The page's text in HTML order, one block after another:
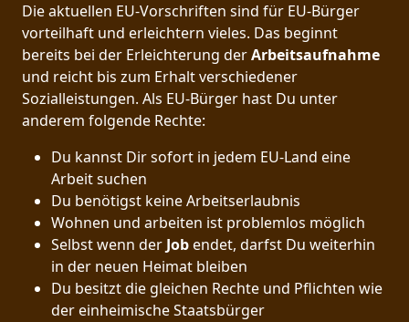
Die aktuellen EU-Vorschriften sind für EU-Bürger
vorteilhaft und erleichtern vieles. Das beginnt
bereits bei der Erleichterung derArbeitsaufnahme
und reicht bis zum Erhalt verschiedener
Sozialleistungen. Als EU-Bürger hast Du unter
anderem folgende Rechte:
Du kannst Dir sofort in jedem EU-Land eine
Arbeit suchen
Du benötigst keine Arbeitserlaubnis
Wohnen und arbeiten ist problemlos möglich
Selbst wenn der Jobendet, darfst Du weiterhin
in der neuen Heimat bleiben
Du besitzt die gleichen Rechte und Pflichten wie
der einheimische Staatsbürger